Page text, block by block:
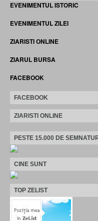
EVENIMENTUL ISTORIC
EVENIMENTUL ZILEI
ZIARISTI ONLINE
ZIARUL BURSA
FACEBOOK
FACEBOOK
ZIARISTI ONLINE
PESTE 15.000 DE
CINE SUNT
TOP ZELIST